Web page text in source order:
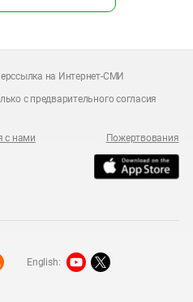
на Интернет-СМИ
с предварительного согласия
с нами Пожертвования
English: